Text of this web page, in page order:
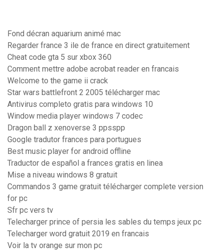
Fond décran aquarium animé mac
Regarder france 3 ile de france en direct gratuitement
Cheat code gta 5 sur xbox 360
Comment mettre adobe acrobat reader en francais
Welcome to the game ii crack
Star wars battlefront 2 2005 télécharger mac
Antivirus completo gratis para windows 10
Window media player windows 7 codec
Dragon ball z xenoverse 3 ppsspp
Google tradutor frances para portugues
Best music player for android offline
Traductor de español a frances gratis en linea
Mise a niveau windows 8 gratuit
Commandos 3 game gratuit télécharger complete version
for pc
Sfr pc vers tv
Telecharger prince of persia les sables du temps jeux pc
Telecharger word gratuit 2019 en francais
Voir la tv orange sur mon pc